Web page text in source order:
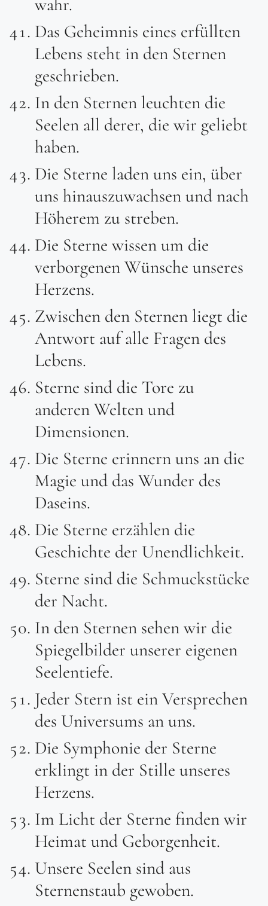
wahr.
Das Geheimnis eines erfüllten
Lebens steht in den Sternen
geschrieben.
In den Sternen leuchten die
Seelen all derer, die wir geliebt
haben.
Die Sterne laden uns ein, über
uns hinauszuwachsen und nach
Höherem zu streben.
Die Sterne wissen um die
verborgenen Wünsche unseres
Herzens.
Zwischen den Sternen liegt die
Antwort auf alle Fragen des
Lebens.
Sterne sind die Tore zu
anderen Welten und
Dimensionen.
Die Sterne erinnern uns an die
Magie und das Wunder des
Daseins.
Die Sterne erzählen die
Geschichte der Unendlichkeit.
Sterne sind die Schmuckstücke
der Nacht.
In den Sternen sehen wir die
Spiegelbilder unserer eigenen
Seelentiefe.
Jeder Stern ist ein Versprechen
des Universums an uns.
Die Symphonie der Sterne
erklingt in der Stille unseres
Herzens.
Im Licht der Sterne finden wir
Heimat und Geborgenheit.
Unsere Seelen sind aus
Sternenstaub gewoben.